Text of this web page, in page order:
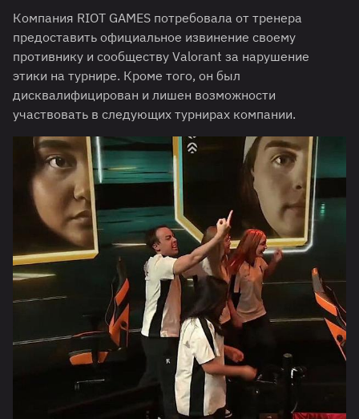
Компания RIOT GAMES потребовала от тренера
предоставить официальное извинение своему
противнику и сообществу Valorant за нарушение
этики на турнире. Кроме того, он был
дисквалифицирован и лишен возможности
участвовать в следующих турнирах компании.